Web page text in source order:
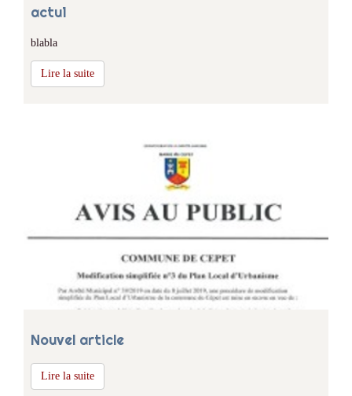
actu1
blabla
Lire la suite
Nouvel article
Lire la suite